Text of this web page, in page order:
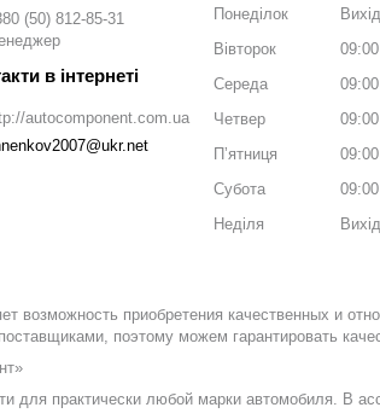
(50) 812-85-31
autocomponent.com.ua
Понеділок
Вівторок
09:00
Середа
09:00
Четвер
09:00
Пʼятниця
09:00
Субота
09:00
Неділя
возможность приобретения качественных и
поэтому можем гарантировать
для практически любой марки автомобиля. В